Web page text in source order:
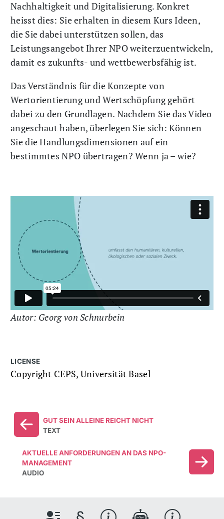
Nachhaltigkeit und Digitalisierung. Konkret
heisst dies: Sie erhalten in diesem Kurs Ideen,
die Sie dabei unterstützen sollen, das
Leistungsangebot Ihrer NPO weiterzuentwickeln,
damit es zukunfts- und wettbewerbsfähig ist.
Das Verständnis für die Konzepte von
Wertorientierung und Wertschöpfung gehört
dabei zu den Grundlagen. Nachdem Sie das Video
angeschaut haben, überlegen Sie sich: Können
Sie die Handlungsdimensionen auf ein
bestimmtes NPO übertragen? Wenn ja – wie?
Autor: Georg von Schnurbein
LICENSE
Copyright CEPS, Universität Basel
GUT SEIN ALLEINE REICHT NICHT
TEXT
AKTUELLE ANFORDERUNGEN AN DAS NPO-
MANAGEMENT
AUDIO